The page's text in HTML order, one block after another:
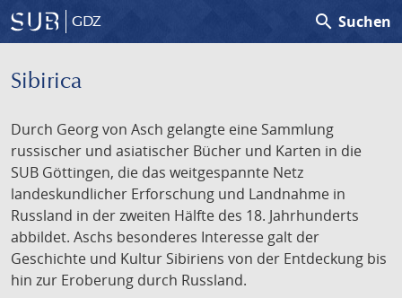
GDZ search Suchen
Sibirica
Durch Georg von Asch gelangte eine Sammlung
russischer und asiatischer Bücher und Karten in die
SUB Göttingen, die das weitgespannte Netz
landeskundlicher Erforschung und Landnahme in
Russland in der zweiten Hälfte des 18. Jahrhunderts
abbildet. Aschs besonderes Interesse galt der
Geschichte und Kultur Sibiriens von der Entdeckung bis
hin zur Eroberung durch Russland.